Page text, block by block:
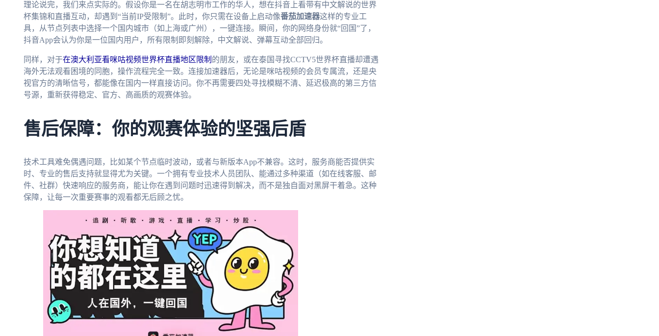
理论说完，我们来点实际的。假设你是一名在胡志明市工作的华人，想在抖音上看带有中文解说的世界
杯集锦和直播互动，却遇到“当前IP受限制”。此时，你只需在设备上启动像番茄加速器这样的专业工
具，从节点列表中选择一个国内城市（如上海或广州），一键连接。瞬间，你的网络身份就“回国”了，
抖音App会认为你是一位国内用户，所有限制即刻解除，中文解说、弹幕互动全部回归。
同样，对于在澳大利亚看咪咕视频世界杯直播地区限制 的朋友，或在泰国寻找CCTV5世界杯直播却遭遇
海外无法观看困境的同胞，操作流程完全一致。连接加速器后，无论是咪咕视频的会员专属流，还是央
视官方的清晰信号，都能像在国内一样直接访问。你不再需要四处寻找模糊不清、延迟极高的第三方信
号源，重新获得稳定、官方、高画质的观赛体验。
售后保障：你的观赛体验的坚强后盾
技术工具难免偶遇问题，比如某个节点临时波动，或者与新版本App不兼容。这时，服务商能否提供实
时、专业的售后支持就显得尤为关键。一个拥有专业技术人员团队、能通过多种渠道（如在线客服、邮
件、社群）快速响应的服务商，能让你在遇到问题时迅速得到解决，而不是独自面对黑屏干着急。这种
保障，让每一次重要赛事的观看都无后顾之忧。